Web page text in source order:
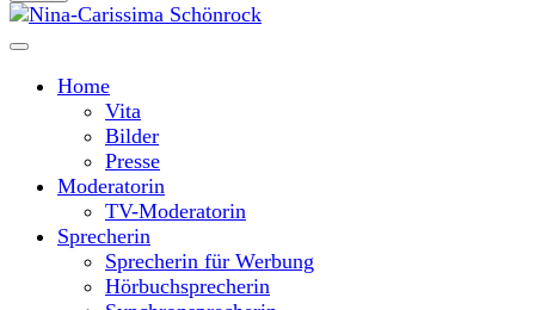
Nina-Carissima Schönrock
Home
Vita
Bilder
Presse
Moderatorin
TV-Moderatorin
Sprecherin
Sprecherin für Werbung
Hörbuchsprecherin